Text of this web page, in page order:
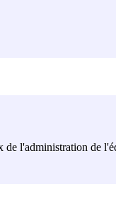
de l'administration de